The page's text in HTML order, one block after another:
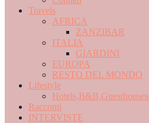
Travels
AFRICA
ZANZIBAR
ITALIA
GIARDINI
EUROPA
RESTO DEL MONDO
Lifestyle
Hotels,B&B,Guesthouses
Racconti
INTERVISTE